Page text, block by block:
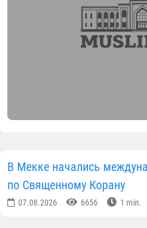
В Мекке начались
по Священному Корану
07.08.2026 6656 1 min.